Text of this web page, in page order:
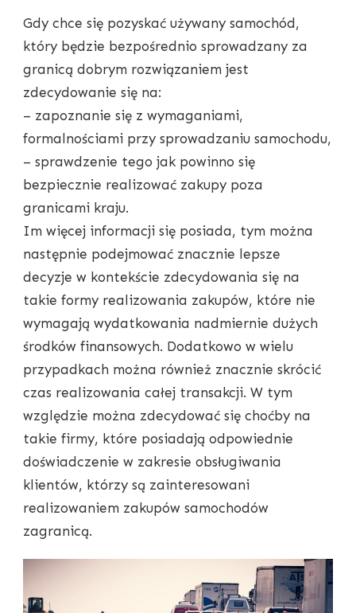
Gdy chce się pozyskać używany samochód,
który będzie bezpośrednio sprowadzany za
granicą dobrym rozwiązaniem jest
zdecydowanie się na:
– zapoznanie się z wymaganiami,
formalnościami przy sprowadzaniu samochodu,
– sprawdzenie tego jak powinno się
bezpiecznie realizować zakupy poza
granicami kraju.
Im więcej informacji się posiada, tym można
następnie podejmować znacznie lepsze
decyzje w kontekście zdecydowania się na
takie formy realizowania zakupów, które nie
wymagają wydatkowania nadmiernie dużych
środków finansowych. Dodatkowo w wielu
przypadkach można również znacznie skrócić
czas realizowania całej transakcji. W tym
względzie można zdecydować się choćby na
takie firmy, które posiadają odpowiednie
doświadczenie w zakresie obsługiwania
klientów, którzy są zainteresowani
realizowaniem zakupów samochodów
zagranicą.